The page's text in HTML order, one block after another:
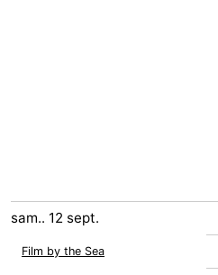
sam.. 12 sept.
Film by the Sea